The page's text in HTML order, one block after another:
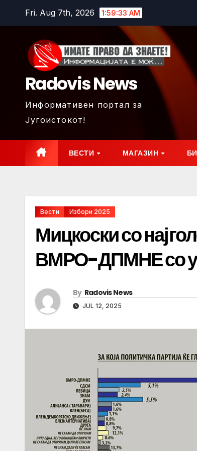
Fri. Aug 7th, 2026 1:59:34 AM
Radovis News
Информативен портал за
Југоистокот!
ВЕСТИ МАГАЗИН
Вести Избори 2025
Мицкоски со
ВМРО-ДПМНЕ со
By Radovis News
JUL 12, 2025